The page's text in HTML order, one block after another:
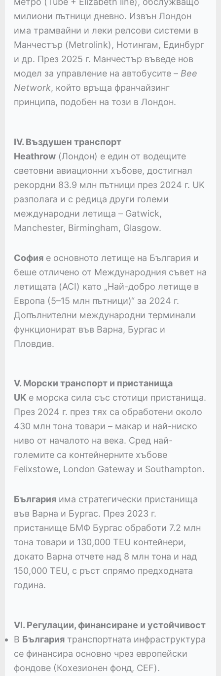
милиони пътници дневно. Извън Лондон
има трамвайни и леки релсови системи в
Манчестър (Metrolink), Нотингам, Единбург
и др. През 2025 г. Манчестър въведе нов
модел за управление на автобусите – Bee
Network, който връща франчайзинг
принципа, подобен на този в Лондон.
IV. Въздушен транспорт
Heathrow(Лондон) е един от водещите
световни авиационни хъбове, достигнал
рекордни 83.9 млн пътници през 2024 г. UK
разполага и с редица други големи
международни летища – Gatwick,
Manchester, Birmingham, Glasgow.
Софияе основното летище на България и
беше отличено от Международния съвет на
летищата (ACI) като „Най-добро летище в
Европа (5–15 млн пътници)“ за 2024 г.
Допълнителни международни терминали
функционират във Варна, Бургас и
Пловдив.
V. Морски транспорт и пристанища
UKе морска сила със стотици пристанища.
През 2024 г. през тях са обработени около
430 млн тона товари – макар и най-ниско
ниво от началото на века. Сред най-
големите са контейнерните хъбове
Felixstowe, London Gateway и Southampton.
Българияима стратегически пристанища
във Варна и Бургас. През 2023 г.
пристанище БМФ Бургас обработи 7.2 млн
тона товари и 130,000 TEU контейнери,
докато Варна отчете над 8 млн тона и над
150,000 TEU, с ръст спрямо предходната
година.
VI. Регулации, финансиране и устойчивост
В Българиятранспортната инфраструктура
се финансира основно чрез европейски
фондове (Кохезионен фонд, CEF).